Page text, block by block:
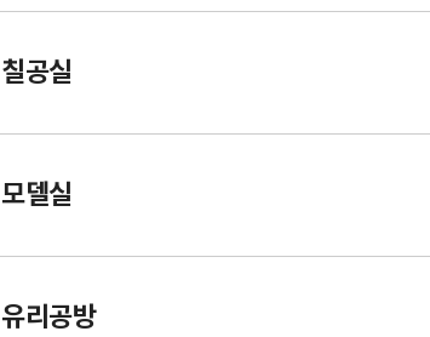
칠공실
모델실
유리공방